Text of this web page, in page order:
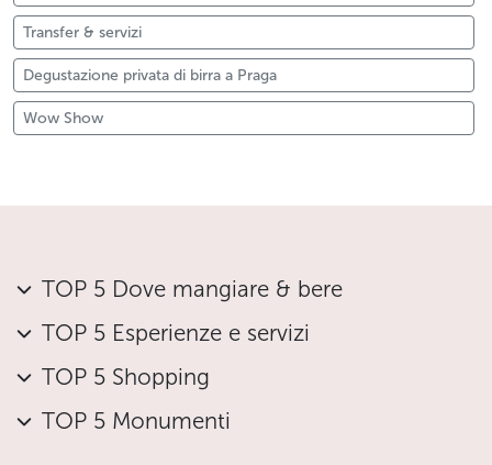
Transfer & servizi
Degustazione privata di birra a Praga
Wow Show
TOP 5 Dove mangiare & bere
TOP 5 Esperienze e servizi
TOP 5 Shopping
TOP 5 Monumenti